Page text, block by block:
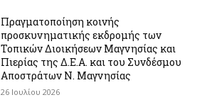
Πραγματοποίηση κοινής
προσκυνηματικής εκδρομής των
Τοπικών Διοικήσεων Μαγνησίας και
Πιερίας της Δ.Ε.Α. και του Συνδέσμου
Αποστράτων Ν. Μαγνησίας
26 Ιουλίου 2026